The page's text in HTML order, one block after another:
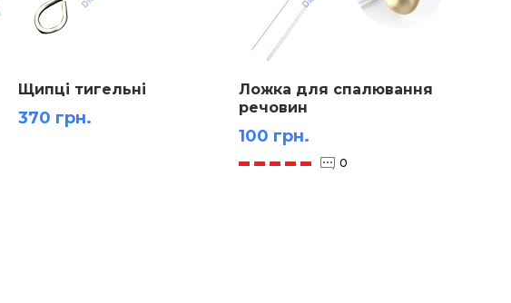
Щипці тигельні
370 грн.
Ложка для спалювання
речовин
100 грн.
0